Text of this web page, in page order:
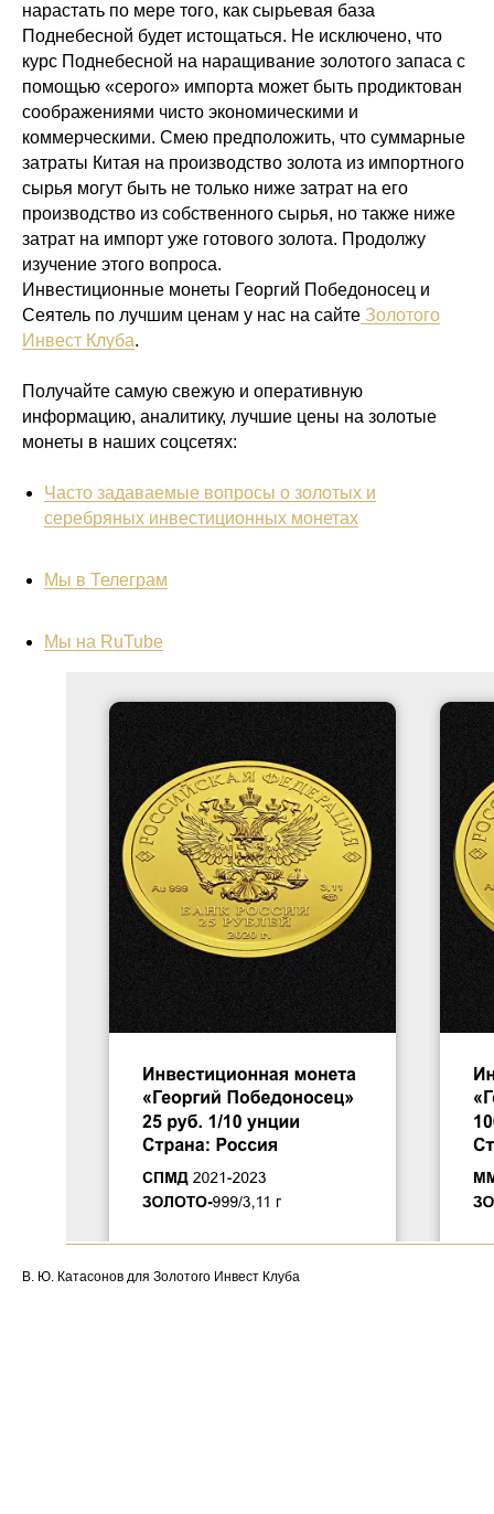
нарастать по мере того, как сырьевая база
Поднебесной будет истощаться. Не исключено, что
курс Поднебесной на наращивание золотого запаса с
помощью «серого» импорта может быть продиктован
соображениями чисто экономическими и
коммерческими. Смею предположить, что суммарные
затраты Китая на производство золота из импортного
сырья могут быть не только ниже затрат на его
производство из собственного сырья, но также ниже
затрат на импорт уже готового золота. Продолжу
изучение этого вопроса.
Инвестиционные монеты Георгий Победоносец и
Сеятель по лучшим ценам у нас на сайте Золотого
Инвест Клуба.
Получайте самую свежую и оперативную
информацию, аналитику, лучшие цены на золотые
монеты в наших соцсетях:
Часто задаваемые вопросы о золотых и
серебряных инвестиционных монетах
Мы в Телеграм
Мы на RuTube
В. Ю. Катасонов для Золотого Инвест Клуба